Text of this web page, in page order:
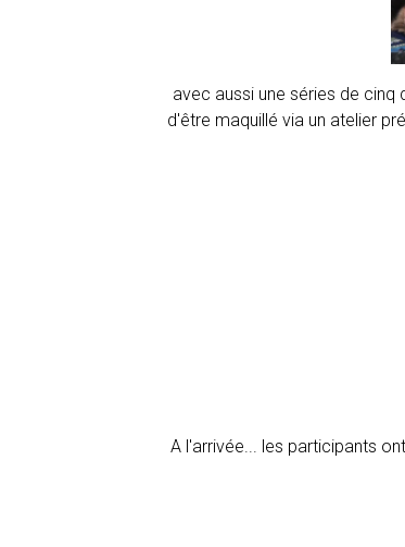
avec aussi une séries de cinq
d'être maquillé via un atelier
A l'arrivée... les participants